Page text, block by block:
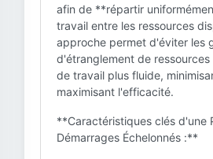
afin de **répartir
travail entre les ressources
approche permet d'éviter les
d'étranglement de ressources
de travail plus fluide,
maximisant l'efficacité.
**Caractéristiques clés d'une
Démarrages Échelonnés :**